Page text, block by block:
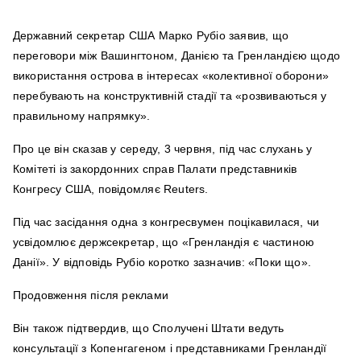
Державний секретар США Марко Рубіо заявив, що
переговори між Вашингтоном, Данією та Гренландією щодо
використання острова в інтересах «колективної оборони»
перебувають на конструктивній стадії та «розвиваються у
правильному напрямку».
Про це він сказав у середу, 3 червня, під час слухань у
Комітеті із закордонних справ Палати представників
Конгресу США, повідомляє Reuters.
Під час засідання одна з конгресвумен поцікавилася, чи
усвідомлює держсекретар, що «Гренландія є частиною
Данії». У відповідь Рубіо коротко зазначив: «Поки що».
Продовження після реклами
Він також підтвердив, що Сполучені Штати ведуть
консультації з Копенгагеном і представниками Гренландії